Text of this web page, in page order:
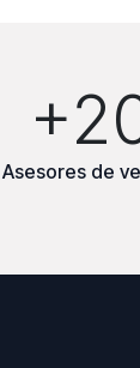
Asesores de